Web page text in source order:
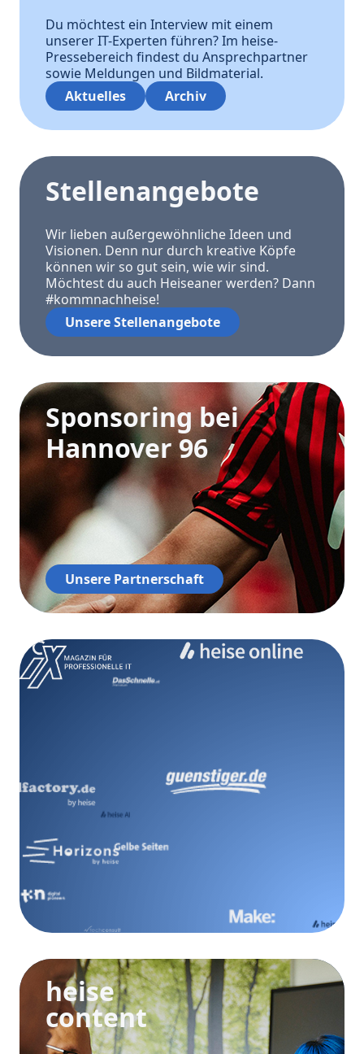
Du möchtest ein Interview mit einem
unserer IT-Experten führen? Im heise-
Pressebereich findest du Ansprechpartner
sowie Meldungen und Bildmaterial.
Aktuelles
Archiv
Stellenangebote
Wir lieben außergewöhnliche Ideen und
Visionen. Denn nur durch kreative Köpfe
können wir so gut sein, wie wir sind.
Möchtest du auch Heiseaner werden? Dann
#kommnachheise!
Unsere Stellenangebote
Sponsoring bei
Hannover 96
Unsere Partnerschaft
heise
content